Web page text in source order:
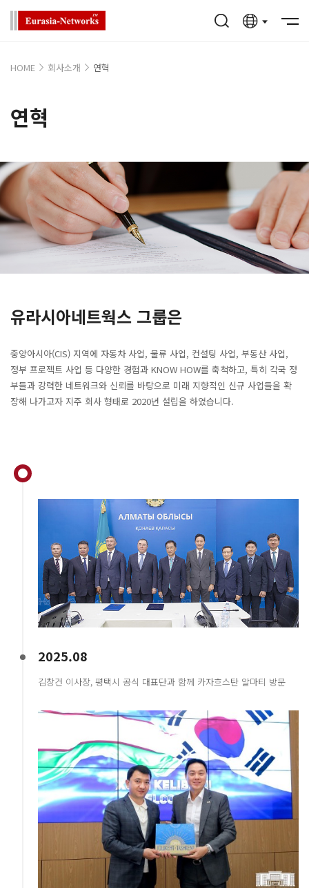
HOME 회사소개 연혁
연혁
유라시아네트웍스 그룹은
중앙아시아(CIS) 지역에 자동차 사업, 물류 사업, 컨설팅 사업, 부동산 사업,
정부 프로젝트 사업 등 다양한 경험과 KNOW HOW를 축척하고, 특히 각국 정
부들과 강력한 네트워크와 신뢰를 바탕으로 미래 지향적인 신규 사업들을 확
장해 나가고자 지주 회사 형태로 2020년 설립을 하였습니다.
2025.08
김창건 이사장, 평택시 공식 대표단과 함께 카자흐스탄 알마티 방문